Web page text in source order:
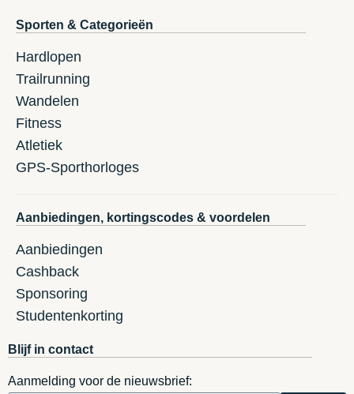
Sporten & Categorieën
Hardlopen
Trailrunning
Wandelen
Fitness
Atletiek
GPS-Sporthorloges
Aanbiedingen, kortingscodes & voordelen
Aanbiedingen
Cashback
Sponsoring
Studentenkorting
Blijf in contact
Aanmelding voor de nieuwsbrief: